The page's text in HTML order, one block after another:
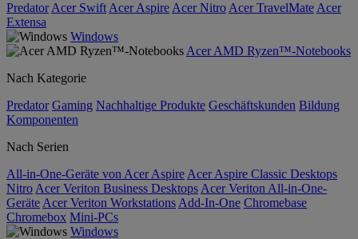
Predator Acer Swift Acer Aspire Acer Nitro Acer TravelMate Acer
Extensa
Windows
Acer AMD Ryzen™-Notebooks
Nach Kategorie
Predator Gaming Nachhaltige Produkte Geschäftskunden Bildung
Komponenten
Nach Serien
All-in-One-Geräte von Acer Aspire Acer Aspire Classic Desktops
Nitro Acer Veriton Business Desktops Acer Veriton All-in-One-
Geräte Acer Veriton Workstations Add-In-One Chromebase
Chromebox Mini-PCs
Windows